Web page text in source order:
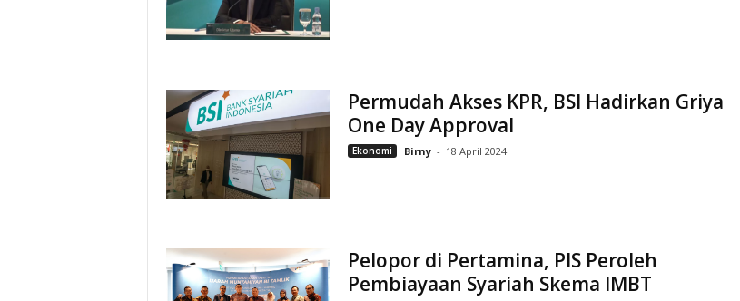
Permudah Akses KPR, BSI Hadirkan Griya
One Day Approval
Ekonomi Birny - 18 April 2024
Pelopor di Pertamina, PIS Peroleh
Pembiayaan Syariah Skema IMBT